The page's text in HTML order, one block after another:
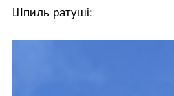
Шпиль ратуші: